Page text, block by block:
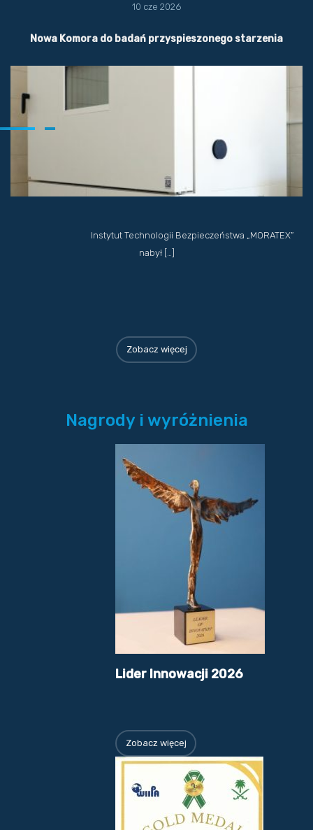
10 cze 2026
Nowa Komora do badań przyspieszonego starzenia
Instytut Technologii Bezpieczeństwa „MORATEX”
nabył […]
Zobacz więcej
Nagrody i wyróżnienia
Lider Innowacji 2026
Zobacz więcej